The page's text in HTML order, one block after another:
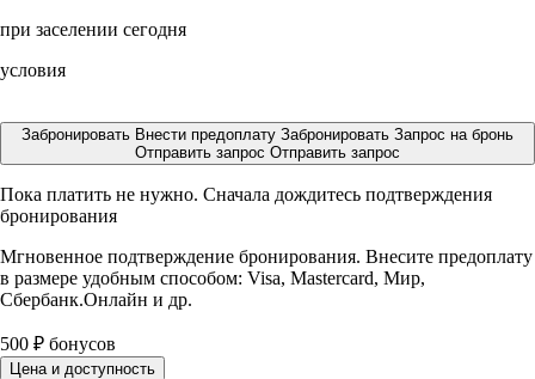
при заселении сегодня
условия
Забронировать Внести предоплату Забронировать Запрос на бронь
Отправить запрос Отправить запрос
Пока платить не нужно. Сначала дождитесь подтверждения
бронирования
Мгновенное подтверждение бронирования. Внесите предоплату
в размере удобным способом: Visa, Mastercard, Мир,
Сбербанк.Онлайн и др.
500 ₽ бонусов
Цена и доступность